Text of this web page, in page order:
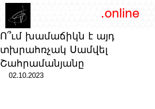
.online
Ո՞ւմ խամաճիկն է այդ
տխրահռչակ Սամվել
Շահրամանյանը
02.10.2023